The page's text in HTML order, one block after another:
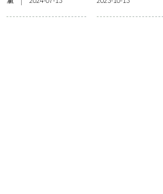
Arts Centre
前不卑不亢